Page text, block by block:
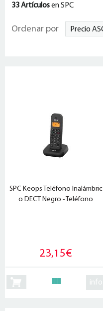
33 Artículosen SPC
Ordenar por
SPC Keops Teléfono Inalámbric
o DECT Negro - Teléfono
23,15€
info